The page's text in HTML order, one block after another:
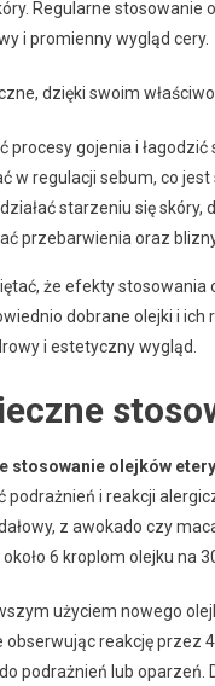
Regularne
i promienny wygląd cery.
dzięki swoim
procesy gojenia i łagodzić
w regulacji sebum, co
starzeniu się skóry,
przebarwienia oraz
że efekty stosowania
dobrane olejki i
i estetyczny wygląd.
stosowanie olejków
podrażnień i reakcji
z awokado czy
6 kroplom olejku na
użyciem nowego
obserwując reakcję przez
podrażnień lub oparzeń.